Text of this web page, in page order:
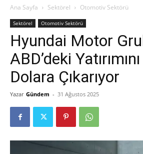
Ana Sayfa Sektörel Otomotiv Sektörü
Sektörel Otomotiv Sektörü
Hyundai Motor
ABD’deki
Dolara Çıkarıyor
Yazar Gündem - 31 Ağustos 2025